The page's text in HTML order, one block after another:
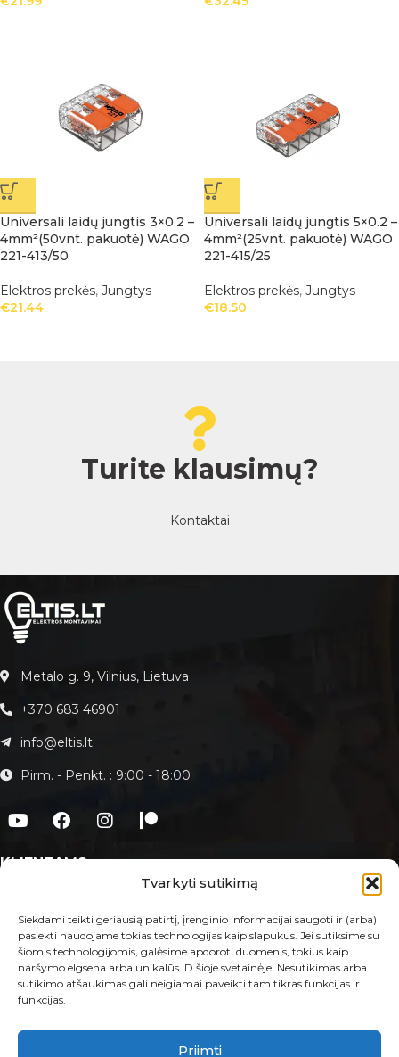
Tvarkyti sutikimą
Siekdami teikti geriausią patirtį, įrenginio informacijai saugoti ir (arba)
pasiekti naudojame tokias technologijas kaip slapukus. Jei sutiksime su
šiomis technologijomis, galėsime apdoroti duomenis, tokius kaip
naršymo elgsena arba unikalūs ID šioje svetainėje. Nesutikimas arba
sutikimo atšaukimas gali neigiamai paveikti tam tikras funkcijas ir
funkcijas.
Priimti
Universali laidų jungtis 3×0.2 –
4mm²(50vnt. pakuotė) WAGO
221-413/50
Elektros prekės, Jungtys
€21.44
Universali laidų jungtis 5×0.2 –
4mm²(25vnt. pakuotė) WAGO
221-415/25
Elektros prekės, Jungtys
€18.50
Turite klausimų?
Kontaktai
Metalo g. 9, Vilnius, Lietuva
+370 683 46901
info@eltis.lt
Pirm. - Penkt. : 9:00 - 18:00
KLIENTAMS
Paslaugos
Kontaktai
E-PARDUOTUVĖ
Taisyklės ir sąlygos
Prekių grąžinimas ir garantija